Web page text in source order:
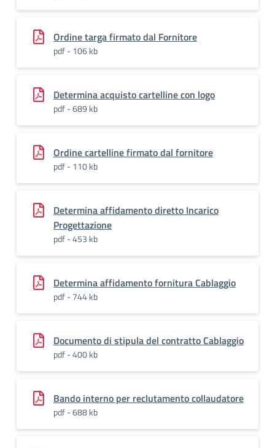
Ordine targa firmato dal Fornitore
pdf - 106 kb
Determina acquisto cartelline con logo
pdf - 689 kb
Ordine cartelline firmato dal fornitore
pdf - 110 kb
Determina affidamento diretto Incarico
Progettazione
pdf - 453 kb
Determina affidamento fornitura Cablaggio
pdf - 744 kb
Documento di stipula del contratto Cablaggio
pdf - 400 kb
Bando interno per reclutamento collaudatore
pdf - 688 kb